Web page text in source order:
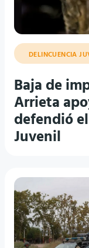
DELINCUENCIA
Baja de
Arrieta
defendió
Juvenil